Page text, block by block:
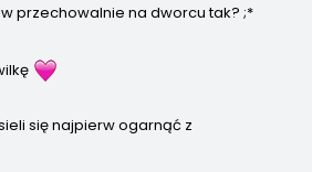
przechowalnie na dworcu tak? ;*
się najpierw ogarnąć z